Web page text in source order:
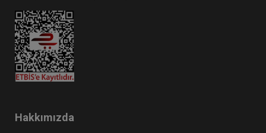
Hakkımızda